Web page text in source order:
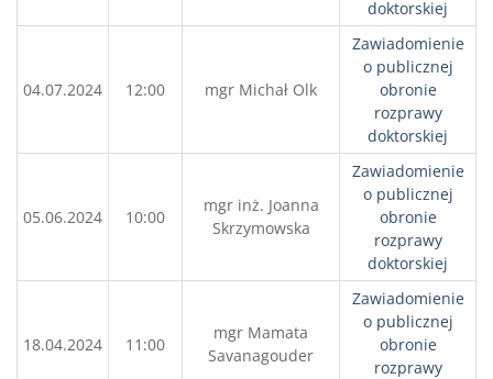
doktorskiej
04.07.2024 12:00 mgr Michał Olk
Zawiadomienie
o publicznej
obronie
rozprawy
doktorskiej
05.06.2024 10:00
mgr inż. Joanna
Skrzymowska
Zawiadomienie
o publicznej
obronie
rozprawy
doktorskiej
18.04.2024 11:00
mgr Mamata
Savanagouder
Zawiadomienie
o publicznej
obronie
rozprawy